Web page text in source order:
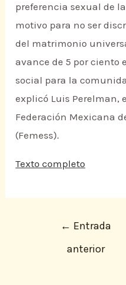
preferencia sexual de
motivo para no ser
del matrimonio
avance de 5 por ciento
social para la
explicó Luis Perelman,
Federación Mexicana
(Femess).
Texto completo
← Entrada
anterior